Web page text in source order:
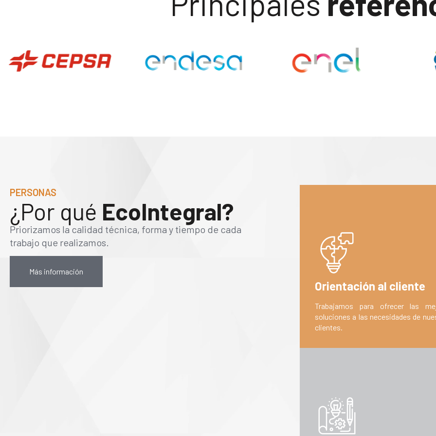
PERSONAS
¿Por qué EcoIntegral?
Priorizamos la calidad técnica, forma y tiempo de cada
trabajo que realizamos.
Más información
Orientación al cliente
Trabajamos para ofrecer las
soluciones a las necesidades de
clientes.